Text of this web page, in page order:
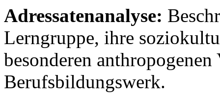
Adressatenanalyse:
Lerngruppe, ihre
besonderen
Berufsbildungswerk.